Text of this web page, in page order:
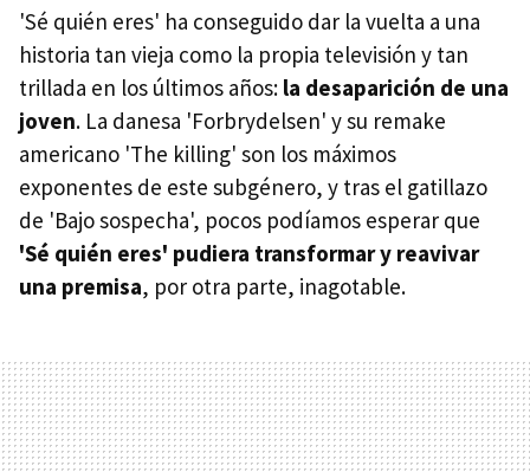
'Sé quién eres' ha conseguido dar la vuelta a una
historia tan vieja como la propia televisión y tan
trillada en los últimos años: la desaparición de una
joven. La danesa 'Forbrydelsen' y su remake
americano 'The killing' son los máximos
exponentes de este subgénero, y tras el gatillazo
de 'Bajo sospecha', pocos podíamos esperar que
'Sé quién eres' pudiera transformar y reavivar
una premisa, por otra parte, inagotable.